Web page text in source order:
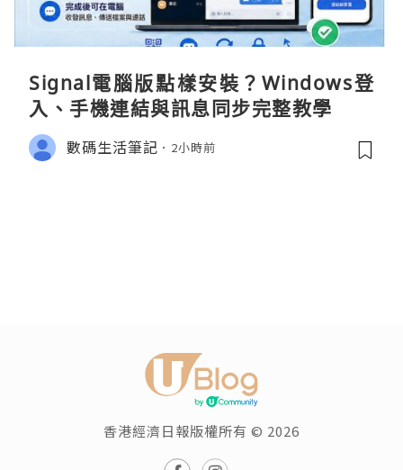
Signal電腦版點樣安裝？Windows登
入、手機連結與訊息同步完整教學
數碼生活筆記 2小時前
香港經濟日報版權所有 © 2026